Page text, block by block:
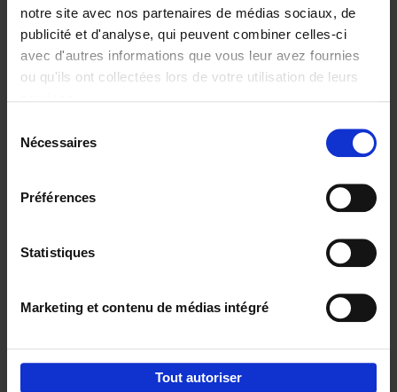
notre site avec nos partenaires de médias sociaux, de
publicité et d'analyse, qui peuvent combiner celles-ci
avec d'autres informations que vous leur avez fournies
ou qu'ils ont collectées lors de votre utilisation de leurs
Nécessaires
Préférences
Statistiques
Marketing et contenu de médias intégré
Tout autoriser
€37,50
Building Bonds = Building